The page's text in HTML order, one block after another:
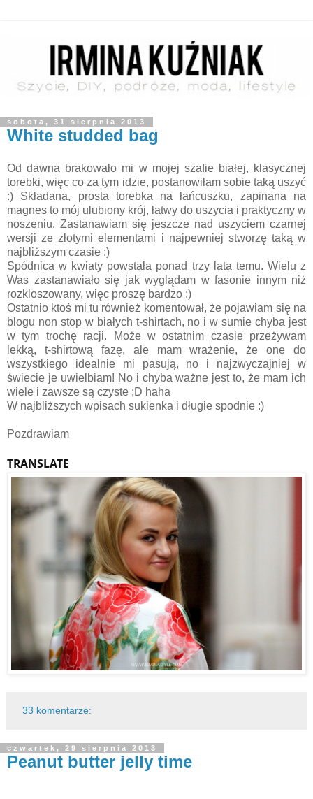
sobota, 31 sierpnia 2013
White studded bag
Od dawna brakowało mi w mojej szafie białej, klasycznej
torebki, więc co za tym idzie, postanowiłam sobie taką uszyć
:) Składana, prosta torebka na łańcuszku, zapinana na
magnes to mój ulubiony krój, łatwy do uszycia i praktyczny w
noszeniu. Zastanawiam się jeszcze nad uszyciem czarnej
wersji ze złotymi elementami i najpewniej stworzę taką w
najbliższym czasie :)
Spódnica w kwiaty powstała ponad trzy lata temu. Wielu z
Was zastanawiało się jak wyglądam w fasonie innym niż
rozkloszowany, więc proszę bardzo :)
Ostatnio ktoś mi tu również komentował, że pojawiam się na
blogu non stop w białych t-shirtach, no i w sumie chyba jest
w tym trochę racji. Może w ostatnim czasie przeżywam
lekką, t-shirtową fazę, ale mam wrażenie, że one do
wszystkiego idealnie mi pasują, no i najzwyczajniej w
świecie je uwielbiam! No i chyba ważne jest to, że mam ich
wiele i zawsze są czyste ;D haha
W najbliższych wpisach sukienka i długie spodnie :)
Pozdrawiam
TRANSLATE
33 komentarze:
czwartek, 29 sierpnia 2013
Peanut butter jelly time